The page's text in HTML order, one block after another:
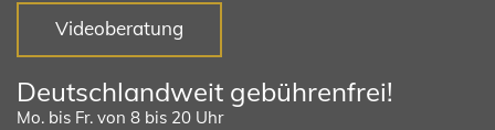
Videoberatung
Deutschlandweit gebührenfrei!
Mo. bis Fr. von 8 bis 20 Uhr